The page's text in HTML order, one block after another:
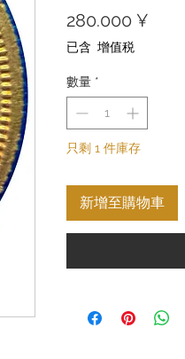
280.000 ¥
已含 增值税
數量 *
只剩 1 件庫存
新增至購物車